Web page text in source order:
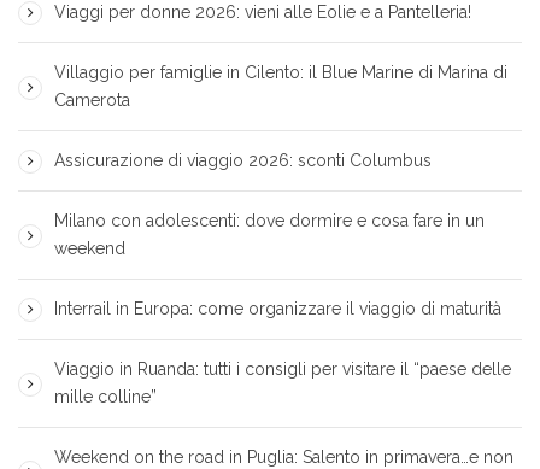
Viaggi per donne 2026: vieni alle Eolie e a Pantelleria!
Villaggio per famiglie in Cilento: il Blue Marine di Marina di
Camerota
Assicurazione di viaggio 2026: sconti Columbus
Milano con adolescenti: dove dormire e cosa fare in un
weekend
Interrail in Europa: come organizzare il viaggio di maturità
Viaggio in Ruanda: tutti i consigli per visitare il “paese delle
mille colline”
Weekend on the road in Puglia: Salento in primavera…e non